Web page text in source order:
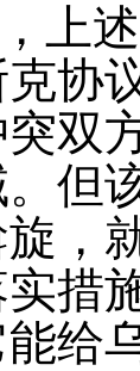
上
协
双
但
，
措
给